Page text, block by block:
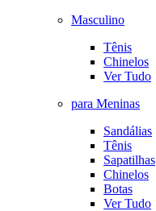
Masculino
Tênis
Chinelos
Ver Tudo
para Meninas
Sandálias
Tênis
Sapatilhas
Chinelos
Botas
Ver Tudo